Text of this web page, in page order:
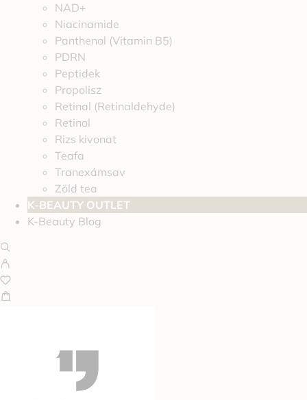
NAD+
Niacinamide
Panthenol (Vitamin B5)
PDRN
Peptidek
Propolisz
Retinal (Retinaldehyde)
Retinol
Rizs kivonat
Teafa
Tranexámsav
Zöld tea
K-BEAUTY OUTLET
K-Beauty Blog